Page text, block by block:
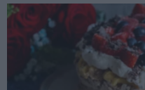
Hopp
hovedinnhold